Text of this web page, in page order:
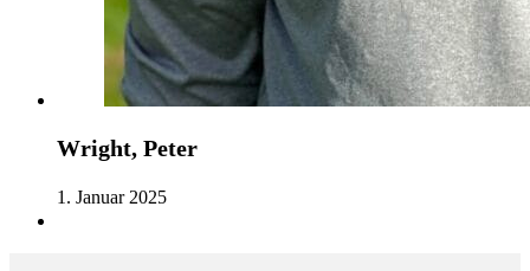
Wright, Peter
1. Januar 2025